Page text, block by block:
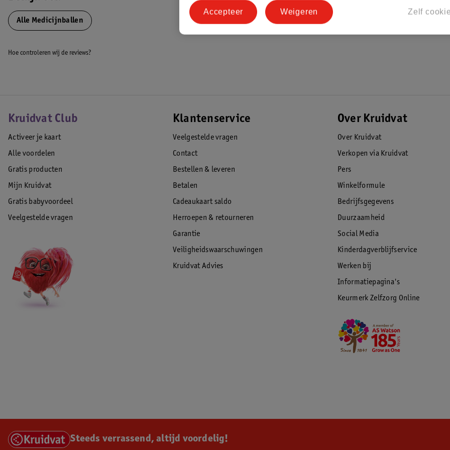
fitnessartikelen zijn vervaardigd uit kwaliteitsmaterialen en daarnaast is er veel aandacht besteed aan
gebruikersgemak, design en uitgebreide functionaliteiten.
EAN code:8719689982270
Alle Medicijnballen
Hoe controleren wij de reviews?
Kruidvat Club
Activeer je kaart
Alle voordelen
Gratis producten
Mijn Kruidvat
Gratis babyvoordeel
Veelgestelde vragen
Klantenservice
Veelgestelde vragen
Contact
Bestellen & leveren
Betalen
Cadeaukaart saldo
Herroepen & retourneren
Garantie
Veiligheidswaarschuwingen
Kruidvat Advies
Over Kruidvat
Over Kruidvat
Verkopen via Kruidvat
Pers
Winkelformule
Bedrijfsgegevens
Duurzaamheid
Social Media
Kinderdagverblijfservice
Werken bij
Informatiepagina's
Keurmerk Zelfzorg Online
Steeds verrassend, altijd voordelig!
Zelf
Weigeren
Accepteer